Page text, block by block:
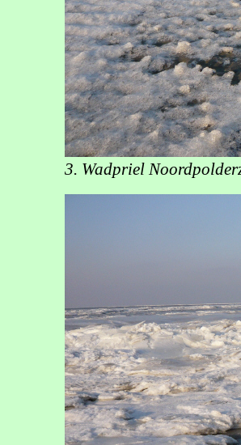
3. Wadpriel